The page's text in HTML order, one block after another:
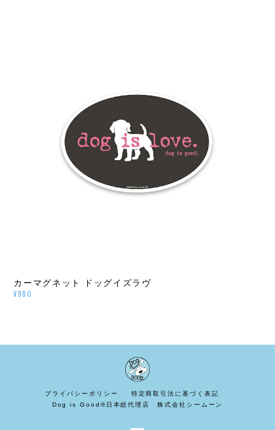
カーマグネット ドッグイズラヴ
¥980
プライバシーポリシー
特定商取引法に基づく表記
Dog is Good®日本総代理店 株式会社シームーン